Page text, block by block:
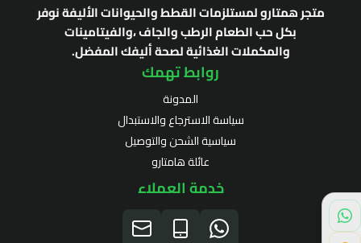
متجر همتارو لمستلزمات القطط والحيوانات الأليفة نوفر
بكل حب الطعام الرطب والجاف ،والفيتامينات
والمكملات الغذائية لصحة أليفك المفضل.
روابط تهمك
المدونة
سياسة الاسترجاع والاستبدال
سياسية الشحن والتوصيل
عائلة هامتارو
خدمة العملاء